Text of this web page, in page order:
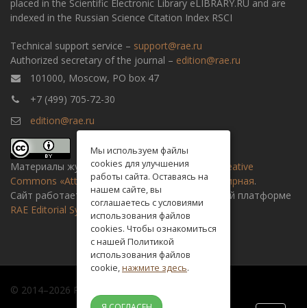
placed in the Scientific Electronic Library eLIBRARY.RU and are
indexed in the Russian Science Citation Index RSCI
Technical support service – support@rae.ru
Authorized secretary of the journal – edition@rae.ru
101000, Moscow, PO box 47
+7 (499) 705-72-30
edition@rae.ru
Материалы журнала доступны полицензии Creative
Commons «Attribution» («Атрибуция») 4.0 Всемирная.
Сайт работает на универсальной издательской платформе
RAE Editorial System
© 2014–2026 Russian academy of natural history
Мы используем файлы
cookies для улучшения
работы сайта. Оставаясь на
нашем сайте, вы
соглашаетесь с условиями
использования файлов
cookies. Чтобы ознакомиться
с нашей Политикой
использования файлов
cookie,нажмите здесь.